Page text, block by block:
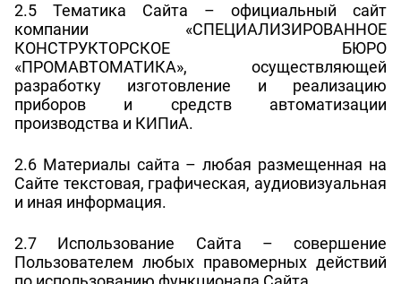
2.5 Тематика Сайта – официальный сайт
компании «СПЕЦИАЛИЗИРОВАННОЕ
КОНСТРУКТОРСКОЕ БЮРО
«ПРОМАВТОМАТИКА», осуществляющей
разработку изготовление и реализацию
приборов и средств автоматизации
производства и КИПиА.
2.6 Материалы сайта – любая размещенная на
Сайте текстовая, графическая, аудиовизуальная
и иная информация.
2.7 Использование Сайта – совершение
Пользователем любых правомерных действий